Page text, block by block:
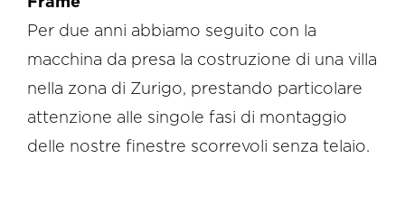
Per due anni abbiamo seguito con la
macchina da presa la costruzione di una villa
nella zona di Zurigo, prestando particolare
attenzione alle singole fasi di montaggio
delle nostre finestre scorrevoli senza telaio.